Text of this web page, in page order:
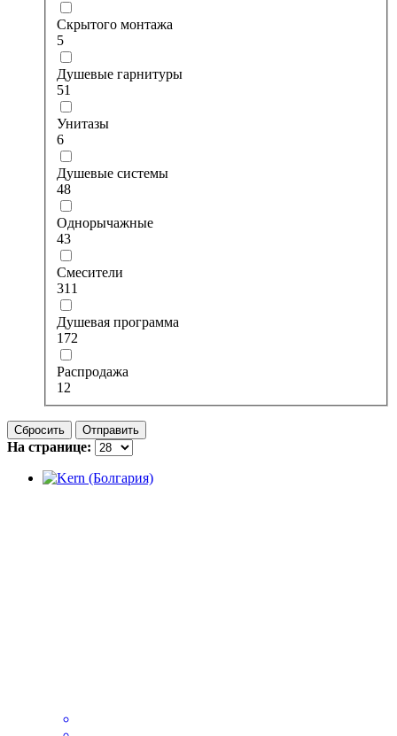
Скрытого монтажа
5
Душевые гарнитуры
51
Унитазы
6
Душевые системы
48
Однорычажные
43
Смесители
311
Душевая программа
172
Распродажа
12
Сбросить Отправить
На странице: